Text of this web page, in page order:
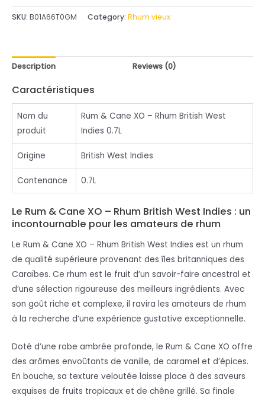
SKU: B01A66T0GM Category: Rhum vieux
Description Reviews (0)
Caractéristiques
Nom du
produit
Rum & Cane XO – Rhum British West
Indies 0.7L
Origine British West Indies
Contenance 0.7L
Le Rum & Cane XO – Rhum British West Indies : un
incontournable pour les amateurs de rhum
Le Rum & Cane XO – Rhum British West Indies est un rhum
de qualité supérieure provenant des îles britanniques des
Caraïbes. Ce rhum est le fruit d’un savoir-faire ancestral et
d’une sélection rigoureuse des meilleurs ingrédients. Avec
son goût riche et complexe, il ravira les amateurs de rhum
à la recherche d’une expérience gustative exceptionnelle.
Doté d’une robe ambrée profonde, le Rum & Cane XO offre
des arômes envoûtants de vanille, de caramel et d’épices.
En bouche, sa texture veloutée laisse place à des saveurs
exquises de fruits tropicaux et de chêne grillé. Sa finale